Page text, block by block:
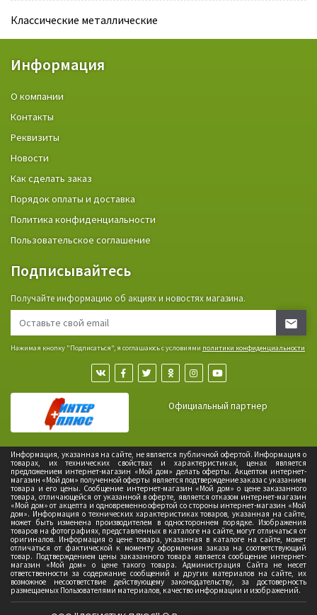
Классические металлические
Информация
О компании
Контакты
Реквизиты
Новости
Как сделать заказ
Порядок оплаты и доставка
Политика конфиденциальности
Пользовательское соглашение
Подписывайтесь
Получайте информацию об акциях и новостях магазина.
Нажимая кнопку "Подписаться", я соглашаюсь с условиями политики конфиденциальности
Официальный партнер
Информация, указанная на сайте, не является публичной офертой. Информация о
товарах, их технических свойствах и характеристиках, ценах является
предложением интернет-магазин «Мой дом» делать оферты. Акцептом интернет-
магазин «Мой дом» полученной оферты является подтверждение заказа с указанием
товара и его цены. Сообщение интернет-магазин «Мой дом» о цене заказанного
товара, отличающейся от указанной в оферте, является отказом интернет-магазин
«Мой дом» от акцепта и одновременно офертой со стороны интернет-магазин «Мой
дом». Информация о технических характеристиках товаров, указанная на сайте,
может быть изменена производителем в одностороннем порядке. Изображения
товаров на фотографиях, представленных в каталоге на сайте, могут отличаться от
оригиналов. Информация о цене товара, указанная в каталоге на сайте, может
отличаться от фактической к моменту оформления заказа на соответствующий
товар. Подтверждением цены заказанного товара является сообщение интернет-
магазин «Мой дом» о цене такого товара. Администрация Сайта не несет
ответственности за содержание сообщений и других материалов на сайте, их
возможное несоответствие действующему законодательству, за достоверность
размещаемых Пользователями материалов, качество информации и изображений.